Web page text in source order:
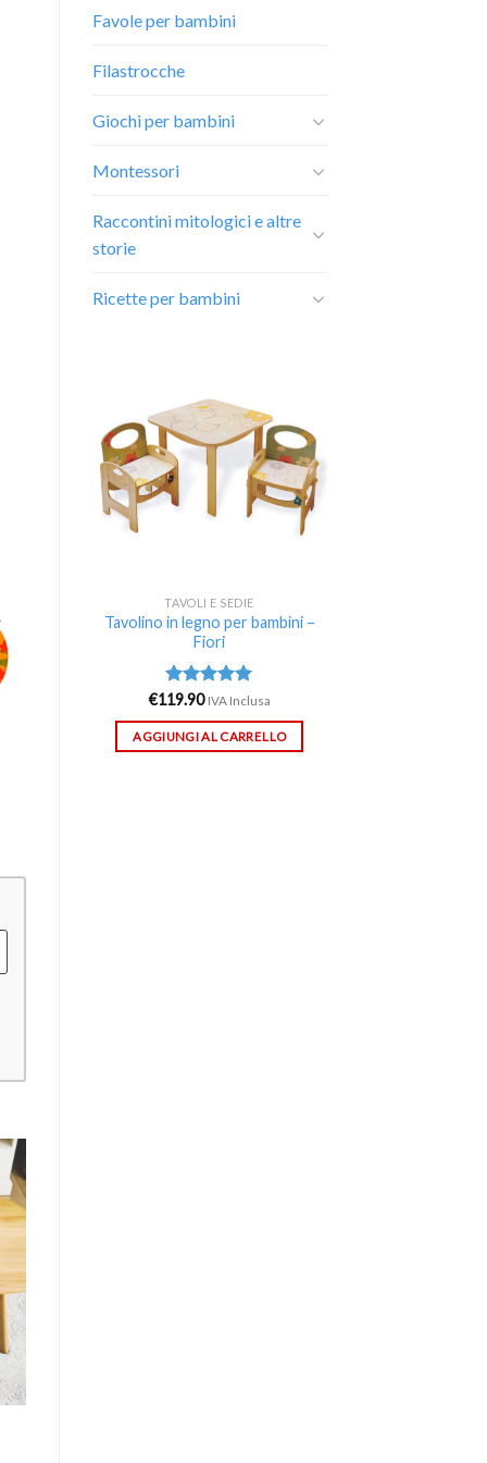
Favole per bambini
Filastrocche
Giochi per bambini
Montessori
Raccontini mitologici e altre
storie
Ricette per bambini
alla lista
dei
desideri
TAVOLI E SEDIE
Tavolino in legno per bambini –
Fiori
Valutato
5.00su 5
€119.90 IVA Inclusa
AGGIUNGI AL CARRELLO